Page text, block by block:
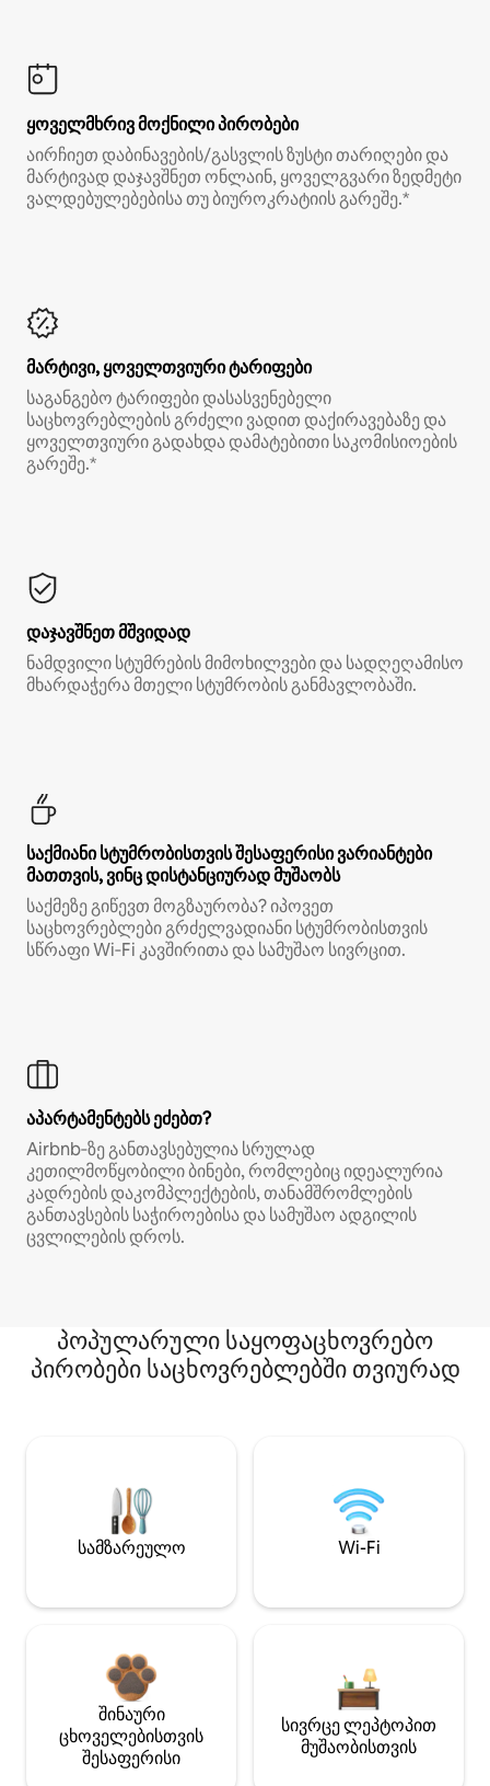
ყოველმხრივ მოქნილი პირობები
აირჩიეთ დაბინავების/გასვლის ზუსტი თარიღები და
მარტივად დაჯავშნეთ ონლაინ, ყოველგვარი ზედმეტი
ვალდებულებებისა თუ ბიუროკრატიის გარეშე.*
მარტივი, ყოველთვიური ტარიფები
საგანგებო ტარიფები დასასვენებელი
საცხოვრებლების გრძელი ვადით დაქირავებაზე და
ყოველთვიური გადახდა დამატებითი საკომისიოების
გარეშე.*
დაჯავშნეთ მშვიდად
ნამდვილი სტუმრების მიმოხილვები და სადღეღამისო
მხარდაჭერა მთელი სტუმრობის განმავლობაში.
საქმიანი სტუმრობისთვის შესაფერისი ვარიანტები
მათთვის, ვინც დისტანციურად მუშაობს
საქმეზე გიწევთ მოგზაურობა? იპოვეთ
საცხოვრებლები გრძელვადიანი სტუმრობისთვის
სწრაფი Wi‑Fi კავშირითა და სამუშაო სივრცით.
აპარტამენტებს ეძებთ?
Airbnb‑ზე განთავსებულია სრულად
კეთილმოწყობილი ბინები, რომლებიც იდეალურია
კადრების დაკომპლექტების, თანამშრომლების
განთავსების საჭიროებისა და სამუშაო ადგილის
ცვლილების დროს.
პოპულარული საყოფაცხოვრებო
პირობები საცხოვრებლებში თვიურად
სამზარეულო Wi-Fi
შინაური
ცხოველებისთვის
შესაფერისი
სივრცე ლეპტოპით
მუშაობისთვის